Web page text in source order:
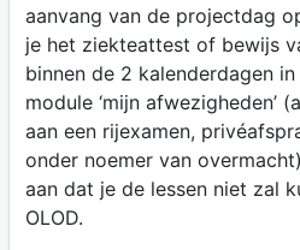
aanvang van de projectdag
je het ziekteattest of bewijs
binnen de 2 kalenderdagen
module ‘mijn afwezigheden’
aan een rijexamen,
onder noemer van
aan dat je de lessen niet zal
OLOD.